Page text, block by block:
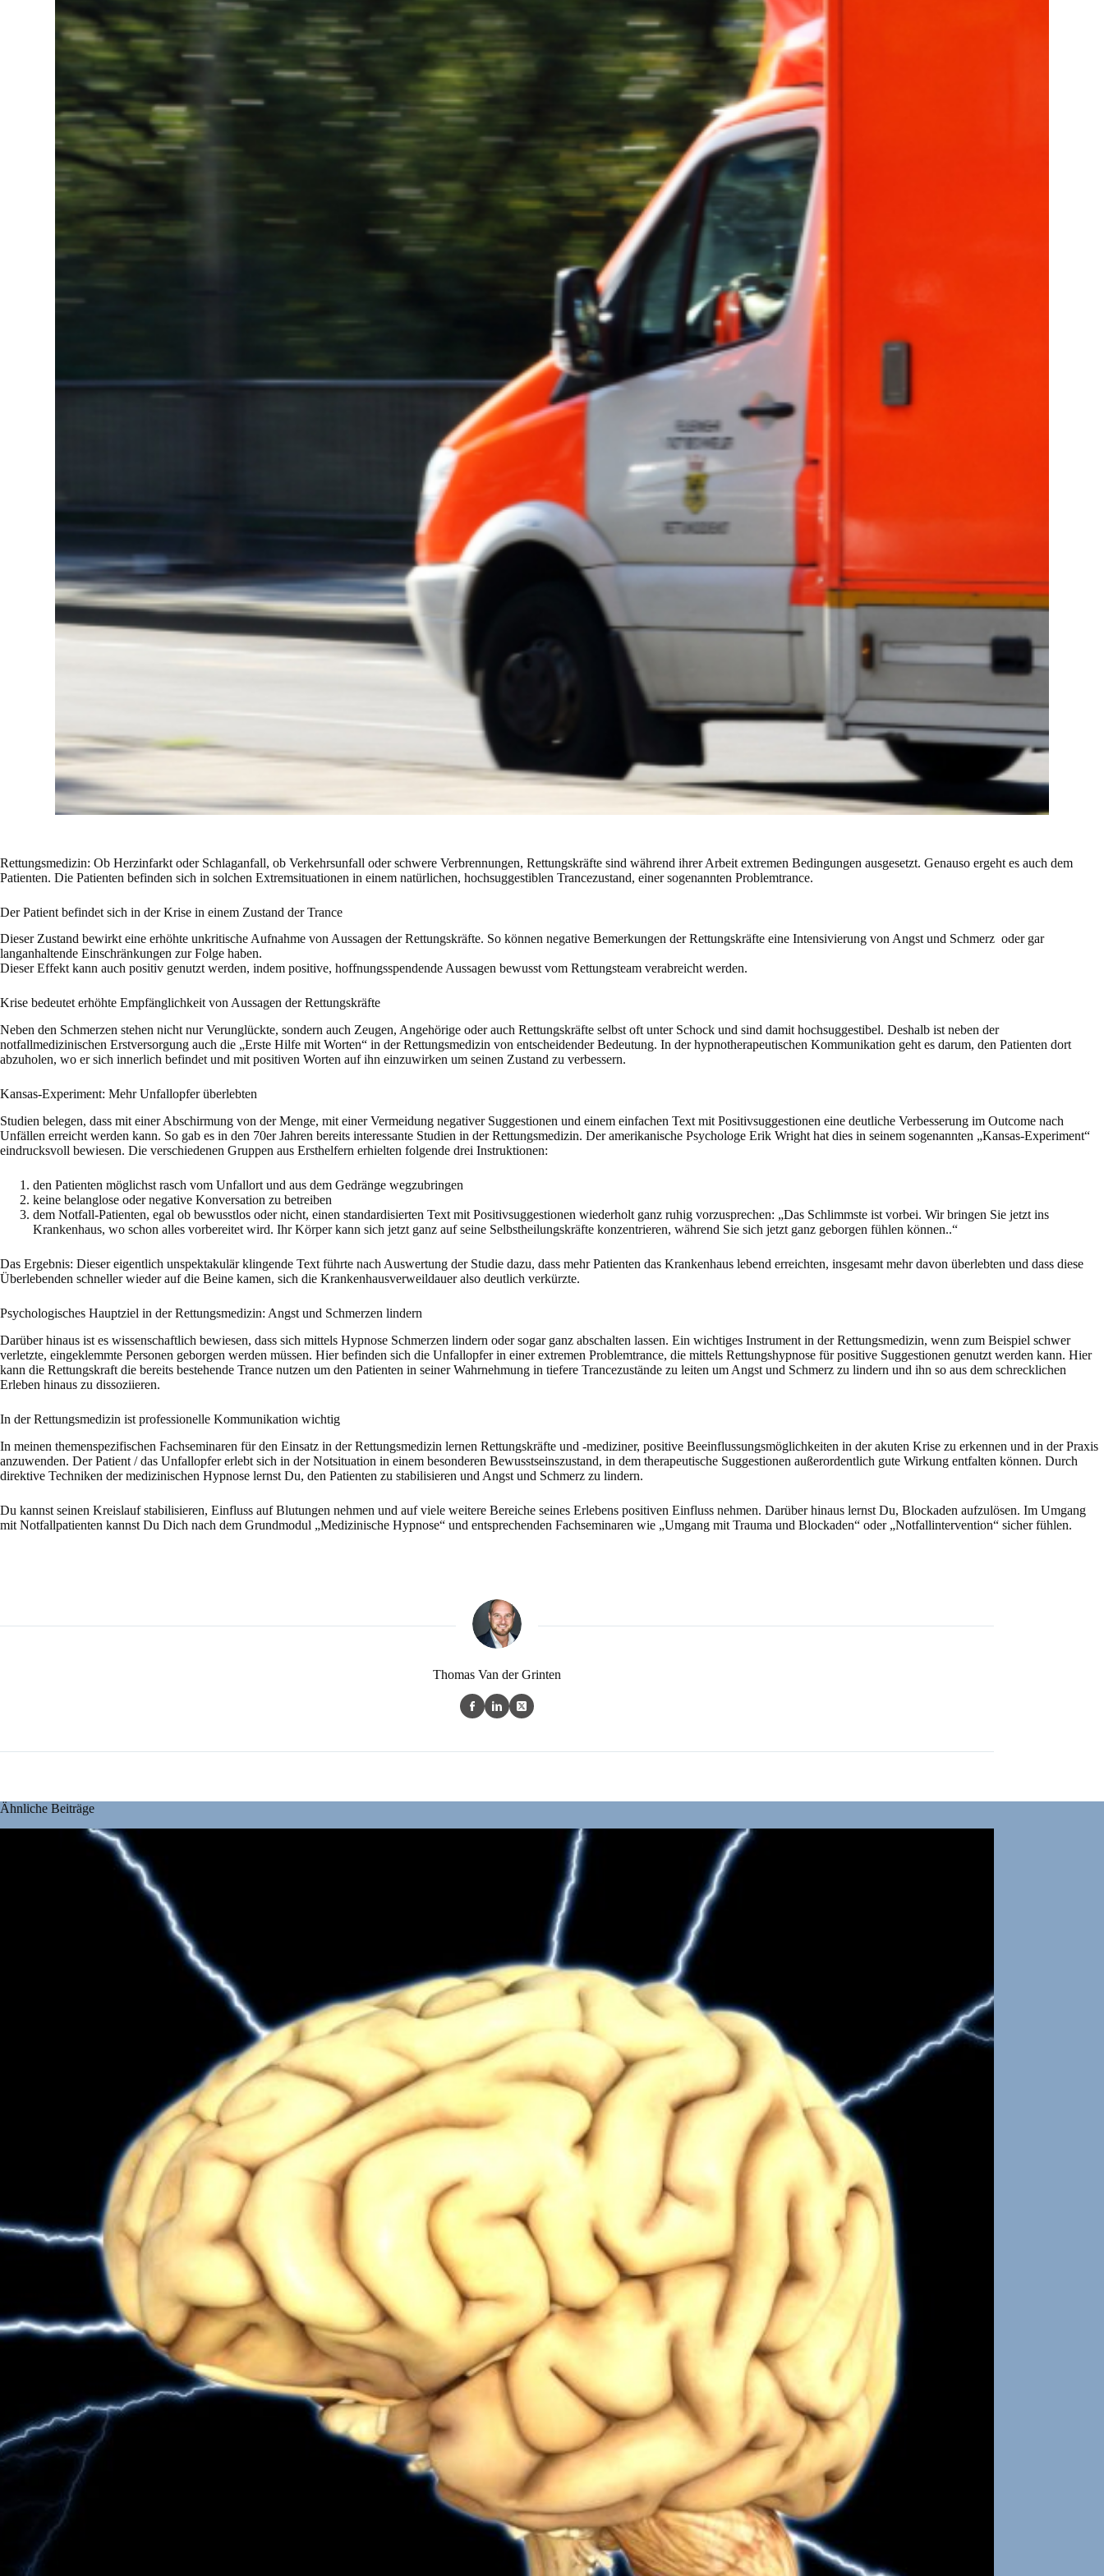
Rettungsmedizin: Ob Herzinfarkt oder Schlaganfall, ob Verkehrsunfall oder schwere Verbrennungen, Rettungskräfte sind während ihrer Arbeit extremen Bedingungen ausgesetzt. Genauso ergeht es auch dem
Patienten. Die Patienten befinden sich in solchen Extremsituationen in einem natürlichen, hochsuggestiblen Trancezustand, einer sogenannten Problemtrance.
Der Patient befindet sich in der Krise in einem Zustand der Trance
Dieser Zustand bewirkt eine erhöhte unkritische Aufnahme von Aussagen der Rettungskräfte. So können negative Bemerkungen der Rettungskräfte eine Intensivierung von Angst und Schmerz oder gar
langanhaltende Einschränkungen zur Folge haben.
Dieser Effekt kann auch positiv genutzt werden, indem positive, hoffnungsspendende Aussagen bewusst vom Rettungsteam verabreicht werden.
Krise bedeutet erhöhte Empfänglichkeit von Aussagen der Rettungskräfte
Neben den Schmerzen stehen nicht nur Verunglückte, sondern auch Zeugen, Angehörige oder auch Rettungskräfte selbst oft unter Schock und sind damit hochsuggestibel. Deshalb ist neben der
notfallmedizinischen Erstversorgung auch die „Erste Hilfe mit Worten“ in der Rettungsmedizin von entscheidender Bedeutung. In der hypnotherapeutischen Kommunikation geht es darum, den Patienten dort
abzuholen, wo er sich innerlich befindet und mit positiven Worten auf ihn einzuwirken um seinen Zustand zu verbessern.
Kansas-Experiment: Mehr Unfallopfer überlebten
Studien belegen, dass mit einer Abschirmung von der Menge, mit einer Vermeidung negativer Suggestionen und einem einfachen Text mit Positivsuggestionen eine deutliche Verbesserung im Outcome nach
Unfällen erreicht werden kann. So gab es in den 70er Jahren bereits interessante Studien in der Rettungsmedizin. Der amerikanische Psychologe Erik Wright hat dies in seinem sogenannten „Kansas-Experiment“
eindrucksvoll bewiesen. Die verschiedenen Gruppen aus Ersthelfern erhielten folgende drei Instruktionen:
den Patienten möglichst rasch vom Unfallort und aus dem Gedränge wegzubringen
keine belanglose oder negative Konversation zu betreiben
dem Notfall-Patienten, egal ob bewusstlos oder nicht, einen standardisierten Text mit Positivsuggestionen wiederholt ganz ruhig vorzusprechen: „Das Schlimmste ist vorbei. Wir bringen Sie jetzt ins
Krankenhaus, wo schon alles vorbereitet wird. Ihr Körper kann sich jetzt ganz auf seine Selbstheilungskräfte konzentrieren, während Sie sich jetzt ganz geborgen fühlen können..“
Das Ergebnis: Dieser eigentlich unspektakulär klingende Text führte nach Auswertung der Studie dazu, dass mehr Patienten das Krankenhaus lebend erreichten, insgesamt mehr davon überlebten und dass diese
Überlebenden schneller wieder auf die Beine kamen, sich die Krankenhausverweildauer also deutlich verkürzte.
Psychologisches Hauptziel in der Rettungsmedizin: Angst und Schmerzen lindern
Darüber hinaus ist es wissenschaftlich bewiesen, dass sich mittels Hypnose Schmerzen lindern oder sogar ganz abschalten lassen. Ein wichtiges Instrument in der Rettungsmedizin, wenn zum Beispiel schwer
verletzte, eingeklemmte Personen geborgen werden müssen. Hier befinden sich die Unfallopfer in einer extremen Problemtrance, die mittels Rettungshypnose für positive Suggestionen genutzt werden kann. Hier
kann die Rettungskraft die bereits bestehende Trance nutzen um den Patienten in seiner Wahrnehmung in tiefere Trancezustände zu leiten um Angst und Schmerz zu lindern und ihn so aus dem schrecklichen
Erleben hinaus zu dissoziieren.
In der Rettungsmedizin ist professionelle Kommunikation wichtig
In meinen themenspezifischen Fachseminaren für den Einsatz in der Rettungsmedizin lernen Rettungskräfte und -mediziner, positive Beeinflussungsmöglichkeiten in der akuten Krise zu erkennen und in der Praxis
anzuwenden. Der Patient / das Unfallopfer erlebt sich in der Notsituation in einem besonderen Bewusstseinszustand, in dem therapeutische Suggestionen außerordentlich gute Wirkung entfalten können. Durch
direktive Techniken der medizinischen Hypnose lernst Du, den Patienten zu stabilisieren und Angst und Schmerz zu lindern.
Du kannst seinen Kreislauf stabilisieren, Einfluss auf Blutungen nehmen und auf viele weitere Bereiche seines Erlebens positiven Einfluss nehmen. Darüber hinaus lernst Du, Blockaden aufzulösen. Im Umgang
mit Notfallpatienten kannst Du Dich nach dem Grundmodul „Medizinische Hypnose“ und entsprechenden Fachseminaren wie „Umgang mit Trauma und Blockaden“ oder „Notfallintervention“ sicher fühlen.
Thomas Van der Grinten
Ähnliche Beiträge